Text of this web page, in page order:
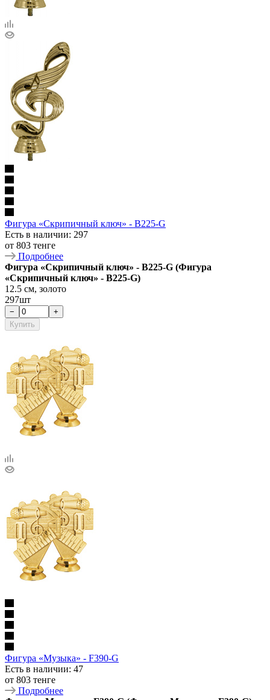
Фигура «Скрипичный ключ» - B225-G
Есть в наличии: 297
от 803 тенге
Подробнее
Фигура «Скрипичный ключ» - B225-G (Фигура
«Скрипичный ключ» - B225-G)
12.5 см, золото
297шт
−
+
Купить
Фигура «Музыка» - F390-G
Есть в наличии: 47
от 803 тенге
Подробнее